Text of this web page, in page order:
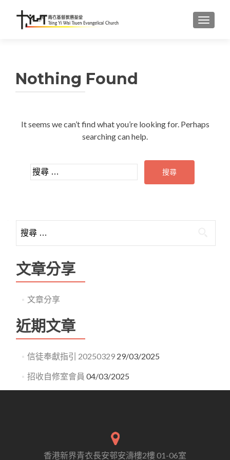
Nothing Found
It seems we can’t find what you’re looking for. Perhaps
searching can help.
搜尋：
搜尋：
文章分享
文章分享
近期文章
信徒奉獻指引 20250329 29/03/2025
招收自修室會員 04/03/2025
香港新界青衣長安邨安濤樓2樓 01-06室